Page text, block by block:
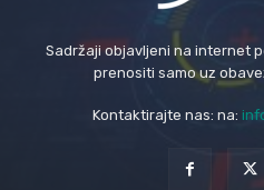
Sadržaji objavljeni na internet
prenositi samo uz
Kontaktirajte nas: na: